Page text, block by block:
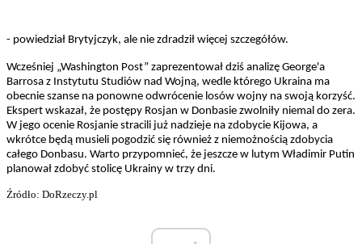
- powiedział Brytyjczyk, ale nie zdradził więcej szczegółów.
Wcześniej „Washington Post” zaprezentował dziś analizę George'a
Barrosa z Instytutu Studiów nad Wojną, wedle którego Ukraina ma
obecnie szanse na ponowne odwrócenie losów wojny na swoją korzyść.
Ekspert wskazał, że postępy Rosjan w Donbasie zwolniły niemal do zera.
W jego ocenie Rosjanie stracili już nadzieje na zdobycie Kijowa, a
wkrótce będą musieli pogodzić się również z niemożnością zdobycia
całego Donbasu. Warto przypomnieć, że jeszcze w lutym Władimir Putin
planował zdobyć stolicę Ukrainy w trzy dni.
Źródło: DoRzeczy.pl